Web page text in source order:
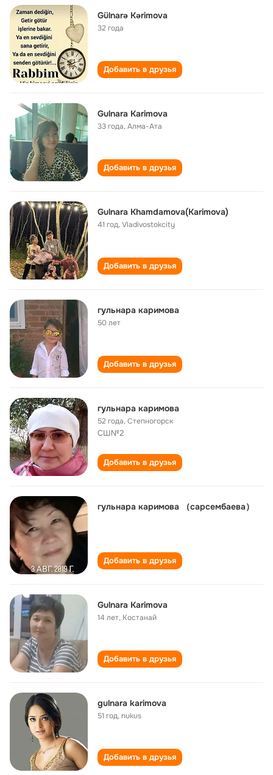
Gülnarə Kərimova
32 года
Добавить в друзья
Gulnara Karimova
33 года,Алма-Ата
Добавить в друзья
Gulnara Khamdamova(Karimova)
41 год,Vladivostokcity
Добавить в друзья
гульнара каримова
50 лет
Добавить в друзья
гульнара каримова
52 года,Степногорск
СШ№2
Добавить в друзья
гульнара каримова （сарсембаева）
Добавить в друзья
Gulnara Karimova
14 лет, Костанай
Добавить в друзья
gulnara karimova
51 год,nukus
Добавить в друзья